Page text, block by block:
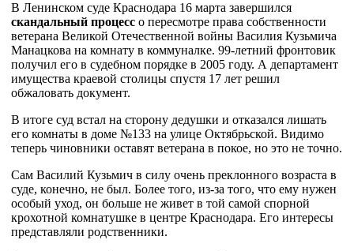
В Ленинском суде Краснодара 16 марта завершился
скандальный процесс о пересмотре права собственности
ветерана Великой Отечественной войны Василия Кузьмича
Манацкова на комнату в коммуналке. 99-летний фронтовик
получил его в судебном порядке в 2005 году. А департамент
имущества краевой столицы спустя 17 лет решил
обжаловать документ.
В итоге суд встал на сторону дедушки и отказался лишать
его комнаты в доме №133 на улице Октябрьской. Видимо
теперь чиновники оставят ветерана в покое, но это не точно.
Сам Василий Кузьмич в силу очень преклонного возраста в
суде, конечно, не был. Более того, из-за того, что ему нужен
особый уход, он больше не живет в той самой спорной
крохотной комнатушке в центре Краснодара. Его интересы
представляли родственники.